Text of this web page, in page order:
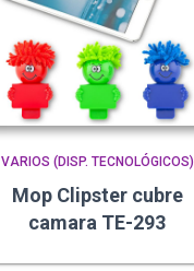
VARIOS (DISP. TECNOLÓGICOS)
Mop Clipster cubre
camara TE-293